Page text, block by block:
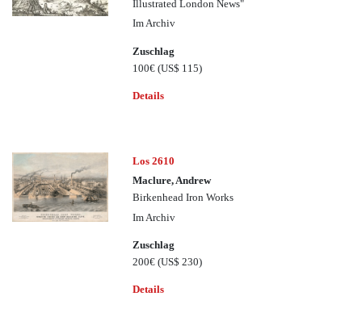
Illustrated London News"
Im Archiv
Zuschlag
100€(US$ 115)
Details
Los 2610
Maclure, Andrew
Birkenhead Iron Works
Im Archiv
Zuschlag
200€(US$ 230)
Details